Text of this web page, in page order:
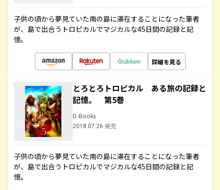
子供の頃から夢見ていた南の島に滞在することになった筆者
が、島で出合うトロピカルでマジカルな45日間の記録と記
憶。
詳細を見る
とろとろトロピカル ある旅の記録と
記憶。 第5巻
D-Books
2018.07.26 発売
子供の頃から夢見ていた南の島に滞在することになった筆者
が、島で出合うトロピカルでマジカルな45日間の記録と記
憶。